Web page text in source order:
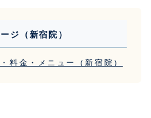
ジ（新宿院）
料金・メニュー（新宿院）